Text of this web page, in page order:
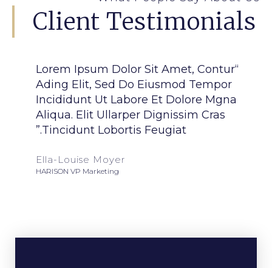
Client Testimonials
“Lorem Ipsum Dolor Sit Amet, Contur
Ading Elit, Sed Do Eiusmod Tempor
Incididunt Ut Labore Et Dolore Mgna
Aliqua. Elit Ullarper Dignissim Cras
Tincidunt Lobortis Feugiat.”
Larry Martin
BYTES CRO